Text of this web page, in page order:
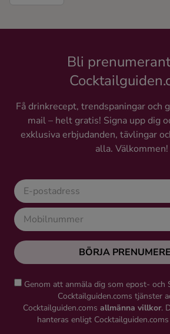
Bli
Få drinkrecept, trendspaningar och
mail – helt gratis! Signa upp dig
exklusiva erbjudanden, tävlingar
alla. Välkommen!
BÖRJA
Genom att anmäla dig som epost- och
Cocktailguiden.coms tjänster
Cocktailguiden.coms allmänna villkor.
hanteras enligt Cocktailguiden.coms